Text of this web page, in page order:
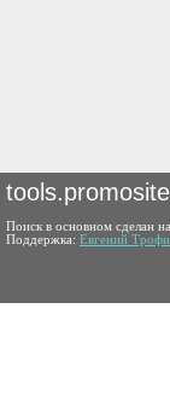
Поиск в основном сделан на
Поддержка: Евгений